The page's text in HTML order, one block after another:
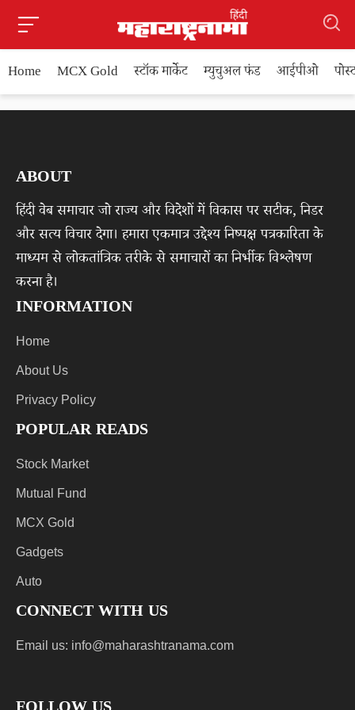
Home MCX Gold स्टॉक मार्केट म्युचुअल फंड आईपीओ
ABOUT
हिंदी वेब समाचार जो राज्य और विदेशों में विकास पर सटीक, निडर
और सत्य विचार देगा। हमारा एकमात्र उद्देश्य निष्पक्ष पत्रकारिता के
माध्यम से लोकतांत्रिक तरीके से समाचारों का निर्भीक विश्लेषण
करना है।
INFORMATION
Home
About Us
Privacy Policy
POPULAR READS
Stock Market
Mutual Fund
MCX Gold
Gadgets
Auto
CONNECT WITH US
Email us: info@maharashtranama.com